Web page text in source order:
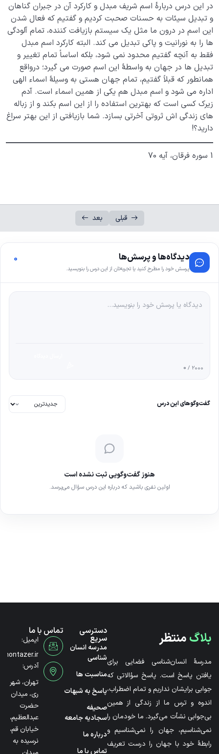
در این درس دربارۀ اسم شریف مبدل و کارکرد آن در جبران گناهان
و تبدیل سیئات به حسنات صحبت کردیم و گفتیم که فعال شدن
این اسم در درون ما مثل یک سیستم بازیافت کننده، تمام آلودگی
ها را به نورانیت و پاکی تبدیل می کند. البته کارکرد اسم مبدل
فقط به آنچه گفتیم محدود نمی شود، بلکه اساساً تمام تغییر و
تبدیل ها در جهان به واسطۀ این اسم صورت می گیرد؛ درواقع
همانطور که قبلاً گفتیم، تمام جهان هستی به وسیلۀ اسماء الهی
اداره می شود و اسم مبدل هم یکی از همین اسماء است. آدم
زیرک کسی است که بهترین استفاده را از این اسم بکند و از زباله
های زندگی اش ثروتی آخرتی بسازد. شما بازیافتی از این بهتر سراغ
دارید؟!
1 سوره فرقان، آیه 70
قبلی بعد
دیدگاه‌ها و پرسش‌ها
پرسش خود را مطرح کنید یا تجربه‌تان از این درس را بنویسید.
0
0 / 2000
گفت‌وگوهای این درس
هنوز گفت‌وگویی ثبت نشده است
اولین نفری باشید که درباره این درس سؤال می‌پرسد.
بلاگمنتظر
مدرسۀ انسان‌شناسی فضایی برای
یافتن پاسخ است. پاسخ سؤالاتی که
جوابی برایشان نداریم و تمام اضطراب،
اندوه و ترس ما از زندگی از همین
بی‌جوابی نشأت می‌گیرد. ما خودمان را
نمی‌شناسیم، جهان را نمی‌شناسیم و
رابطۀ خود با جهان را درست تعریف
دسترسی
سریع
مدرسه انسان
شناسی
مناسبت ها
پاسخ به شبهات
صحیفه
سجادیه جامعه
درباره ما
تماس با ما
تماس با ما
ایمیل:
آدرس:
تهران، شهر
ری، میدان
حضرت
عبدالعظیم،
خیابان قم،
نرسیده به